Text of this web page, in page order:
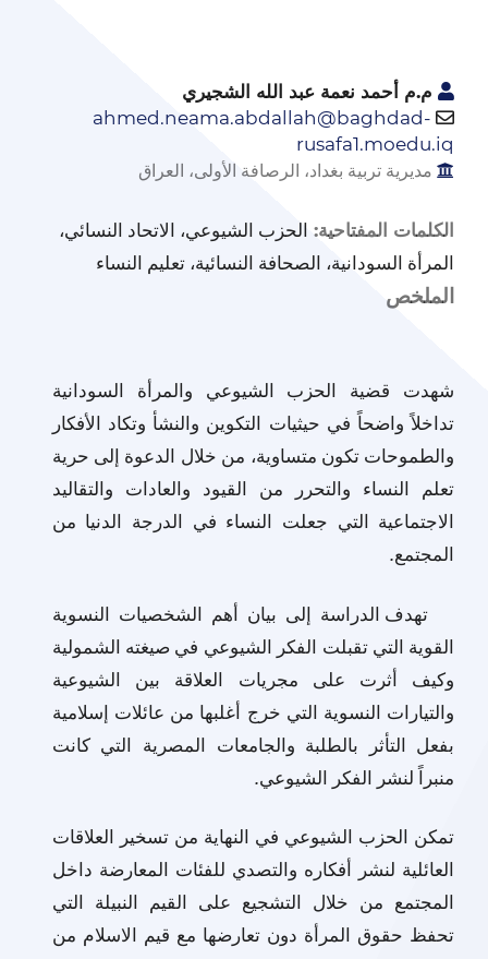
م.م أحمد نعمة عبد الله الشجيري
ahmed.neama.abdallah@baghdad-
rusafa1.moedu.iq
مديرية تربية بغداد، الرصافة الأولى، العراق
الكلمات المفتاحية: الحزب الشيوعي، الاتحاد النسائي،
المرأة السودانية، الصحافة النسائية، تعليم النساء
الملخص
شهدت قضية الحزب الشيوعي والمرأة السودانية
تداخلاً واضحاً في حيثيات التكوين والنشأ وتكاد الأفكار
والطموحات تكون متساوية، من خلال الدعوة إلى حرية
تعلم النساء والتحرر من القيود والعادات والتقاليد
الاجتماعية التي جعلت النساء في الدرجة الدنيا من
المجتمع.
تهدف الدراسة إلى بيان أهم الشخصيات النسوية
القوية التي تقبلت الفكر الشيوعي في صيغته الشمولية
وكيف أثرت على مجريات العلاقة بين الشيوعية
والتيارات النسوية التي خرج أغلبها من عائلات إسلامية
بفعل التأثر بالطلبة والجامعات المصرية التي كانت
منبراً لنشر الفكر الشيوعي.
تمكن الحزب الشيوعي في النهاية من تسخير العلاقات
العائلية لنشر أفكاره والتصدي للفئات المعارضة داخل
المجتمع من خلال التشجيع على القيم النبيلة التي
تحفظ حقوق المرأة دون تعارضها مع قيم الاسلام من